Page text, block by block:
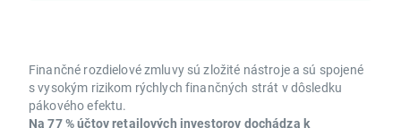
Finančné rozdielové zmluvy sú zložité nástroje a sú spojené
s vysokým rizikom rýchlych finančných strát v dôsledku
pákového efektu.
Na 77 % účtov retailových investorov dochádza k